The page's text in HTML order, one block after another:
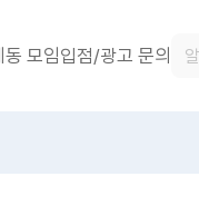
동 모임입점/광고 문의